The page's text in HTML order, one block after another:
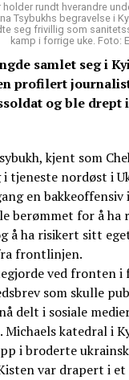
holder rundt hverandre
Tsybukhs begravelse i
seg frivillig som
kamp i forrige uke. Foto:
samlet seg i
profilert
og ble
kjent som
tjeneste nordøst i
en
berømmet for å ha
å ha risikert sitt
frontlinjen.
ved fronten i
som skulle
delt i sosiale
Michaels katedral i
i broderte
var drapert i et